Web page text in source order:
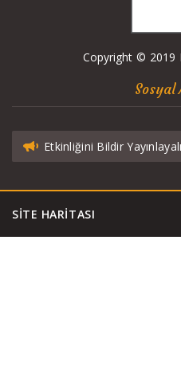
Copyright © 2019
Sosyal
Etkinliğini Bildir
SITE HARITASI